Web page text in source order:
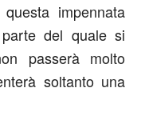
impennata
del quale si
passerà molto
soltanto una